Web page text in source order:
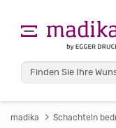
madika Schachteln